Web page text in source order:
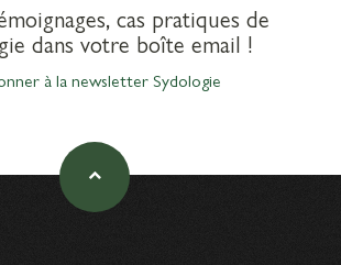
cas pratiques de
dans votre boîte email !
à la newsletter Sydologie